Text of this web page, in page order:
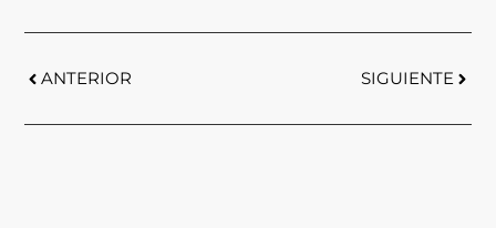
ANTERIOR SIGUIENTE